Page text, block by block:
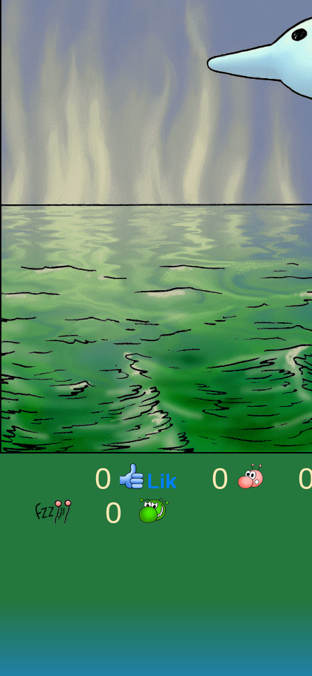
0 0
0